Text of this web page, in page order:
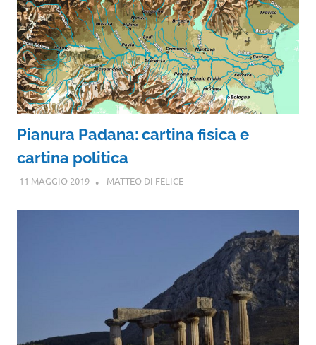
Pianura Padana: cartina fisica e
cartina politica
11 MAGGIO 2019 MATTEO DI FELICE